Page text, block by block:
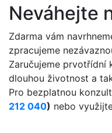
Neváhejte
Zdarma vám
zpracujeme
Zaručujeme prvotřídní
dlouhou životnost a
Pro bezplatnou
212 040) nebo